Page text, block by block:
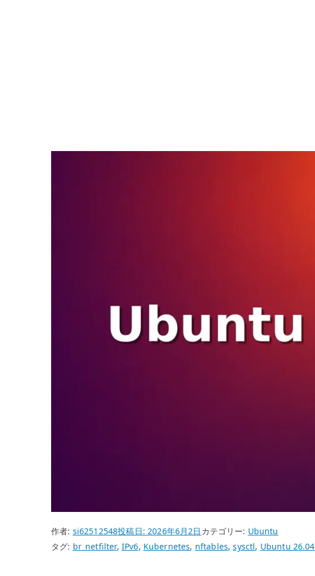
作者: si62512548投稿日:2026年6月2日 カテゴリー: Ubuntu
タグ: br_netfilter, IPv6, Kubernetes, nftables,sysctl, Ubuntu 26.04